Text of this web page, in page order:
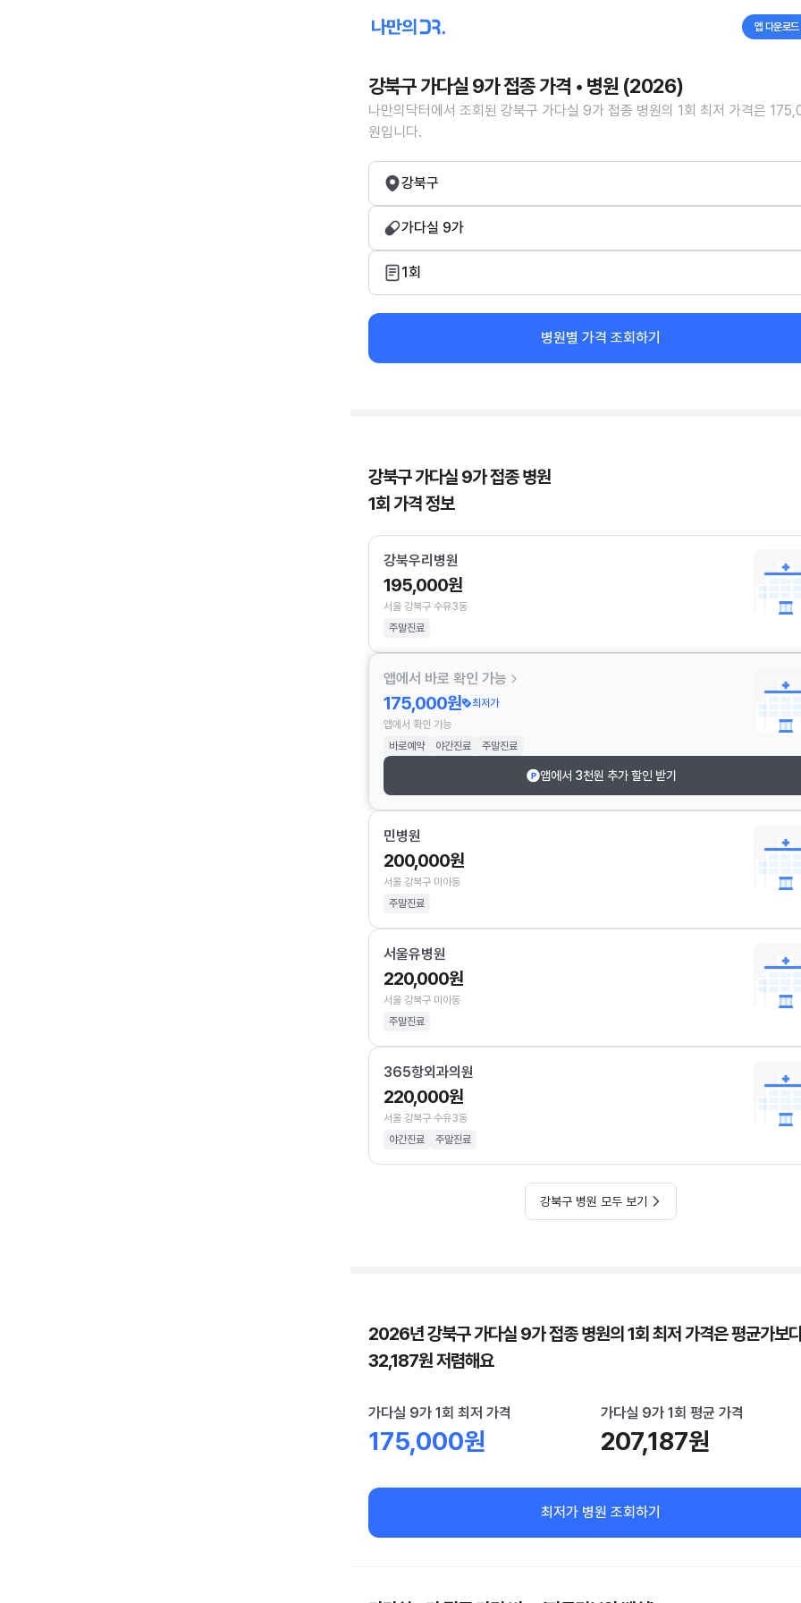
앱 다운로드
강북구 가다실 9가 접종 가격 • 병원 (2026)
나만의닥터에서 조회된 강북구 가다실 9가 접종 병원의 1회 최저 가격은
원입니다.
강북구
가다실 9가
1회
병원별 가격 조회하기
강북구 가다실 9가 접종 병원
1회 가격 정보
강북우리병원
195,000원
서울 강북구 수유3동
주말진료
앱에서 바로 확인 가능
175,000원
최저가
앱에서 확인 가능
바로예약
야간진료 주말진료
앱에서 3천원 추가 할인 받기
민병원
200,000원
서울 강북구 미아동
주말진료
서울유병원
220,000원
서울 강북구 미아동
주말진료
365항외과의원
220,000원
서울 강북구 수유3동
야간진료
주말진료
강북구 병원 모두 보기
2026년 강북구 가다실 9가 접종 병원의 1회 최저 가격은 평균가보
32,187원 저렴해요
가다실 9가 1회 최저 가격
175,000원
가다실 9가 1회 평균 가격
207,187원
최저가 병원 조회하기